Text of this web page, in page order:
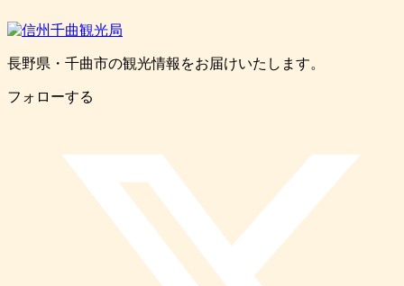
長野県・千曲市の観光情報をお届けいたします。
フォローする